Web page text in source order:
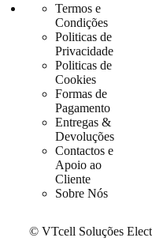
Termos e
Condições
Politicas de
Privacidade
Politicas de
Cookies
Formas de
Pagamento
Entregas &
Devoluções
Contactos e
Apoio ao
Cliente
Sobre Nós
© VTcell Soluções